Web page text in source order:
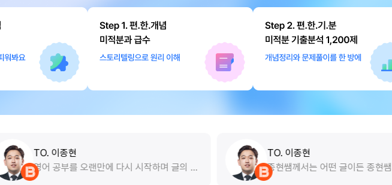
랜만에 다시 시작하며 글의 논
어려움이 있었는데, 구문을 분석
종현쌤께서는 어떤 글이든 종현쌤의 독해 풀
이법이 적용되지 않는다고 생각되면 언제든